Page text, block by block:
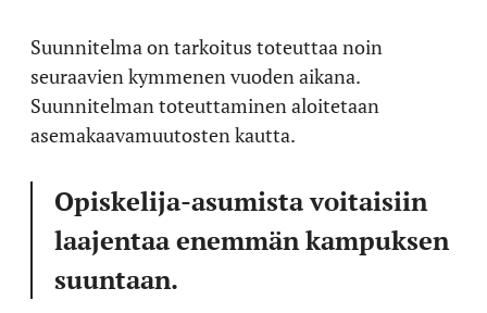
Suunnitelma on tarkoitus toteuttaa noin
seuraavien kymmenen vuoden aikana.
Suunnitelman toteuttaminen aloitetaan
asemakaavamuutosten kautta.
Opiskelija-asumista voitaisiin
laajentaa enemmän kampuksen
suuntaan.